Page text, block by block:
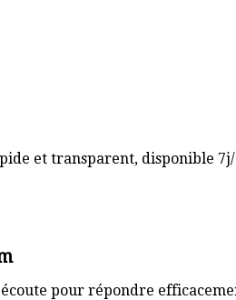
et transparent, disponible
pour répondre